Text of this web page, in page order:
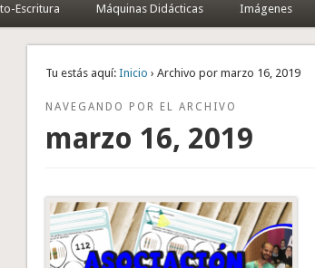
Escritura Máquinas Didácticas Imágenes
Tu estás aquí: Inicio › Archivo por marzo 16, 2019
NAVEGANDO POR EL ARCHIVO
marzo 16, 2019